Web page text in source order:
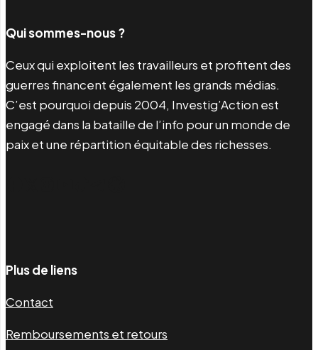
Qui sommes-nous ?
Ceux qui exploitent les travailleurs et profitent des
guerres financent également les grands médias.
C’est pourquoi depuis 2004, Investig’Action est
engagé dans la bataille de l’info pour un monde de
paix et une répartition équitable des richesses.
Plus de liens
Contact
Remboursements et retours